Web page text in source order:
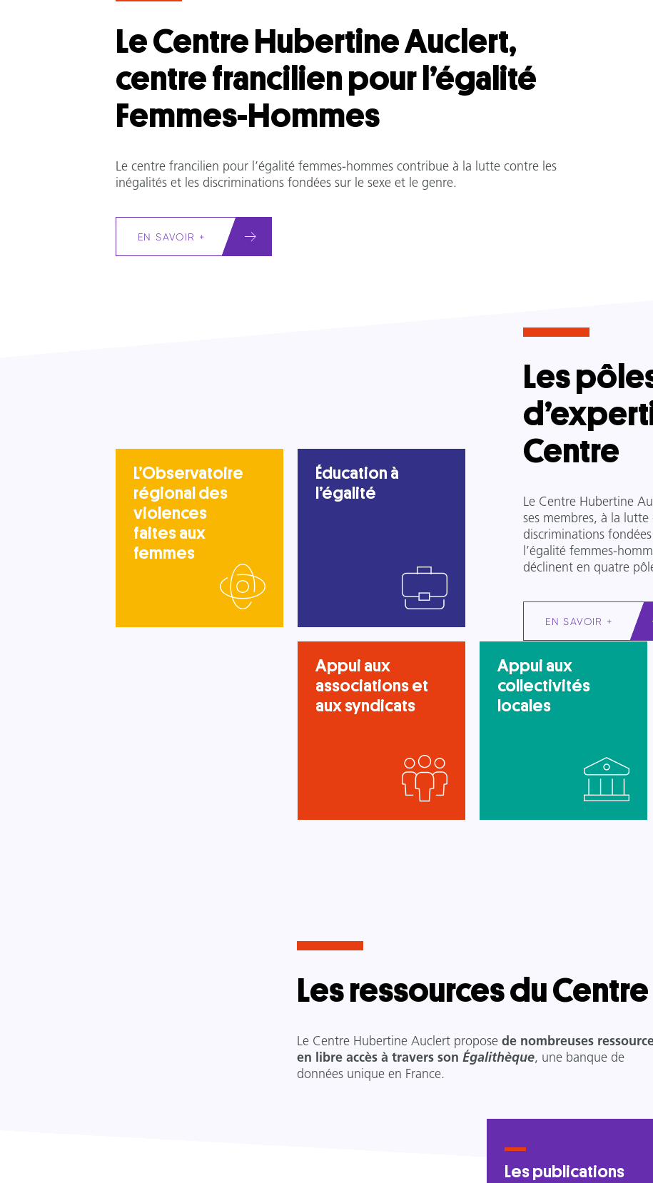
Le Centre Hubertine Auclert,
centre francilien pour l’égalité
Femmes-Hommes
Le centre francilien pour l’égalité femmes-hommes contribue à la lutte contre les
inégalités et les discriminations fondées sur le sexe et le genre.
EN SAVOIR +
Les
Centre
Le Centre Hubertine
ses membres, à la
discriminations
l’égalité femmes-
déclinent en quatre
EN SAVOIR +
L’Observatoire
régional des
violences
faites aux
femmes
Éducation à
l’égalité
Appui aux
associations et
aux syndicats
Appui aux
collectivités
locales
Les ressources du Centre
Le Centre Hubertine Auclert propose de nombreuses
en libre accès à travers son Égalithèque, une banque de
données unique en France.
Les publications